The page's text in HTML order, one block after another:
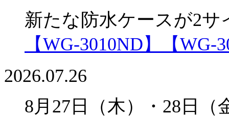
新たな防水ケースが2サ
【WG-3010ND】
【WG-
2026.07.26
8月27日（木）・28日（